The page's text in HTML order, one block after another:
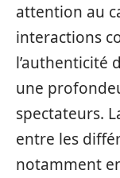
attention au
interactions
l’authenticité
une
spectateurs.
entre les
notamment